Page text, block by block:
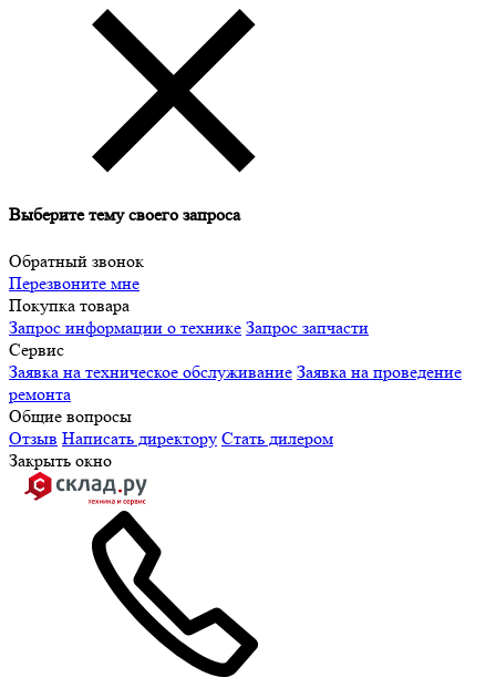
Выберите тему своего запроса
Обратный звонок
Перезвоните мне
Покупка товара
Запрос информации о технике Запрос запчасти
Сервис
Заявка на техническое обслуживание Заявка на проведение
ремонта
Общие вопросы
Отзыв Написать директору Стать дилером
Закрыть окно